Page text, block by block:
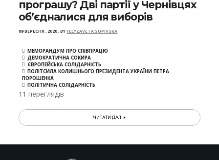
програшу? Дві партії у Чернівцях
об’єдналися для виборів
09 ВЕРЕСНЯ , 2020,BYYELYZAVETA SUPIVSKA
МЕМОРАНДУМ ПРО СПІВПРАЦЮ
ДЕМОКРАТИЧНА СОКИРА
ЄВРОПЕЙСЬКА СОЛІДАРНІСТЬ
ПОЛІТСИЛА КОЛИШНЬОГО ПРЕЗИДЕНТА УКРАЇНИ ПЕТРА
ПОРОШЕНКА
ПОЛІТИЧНА СОЛІДАРНІСТЬ
11 переглядів
ЧИТАТИ ДАЛІ